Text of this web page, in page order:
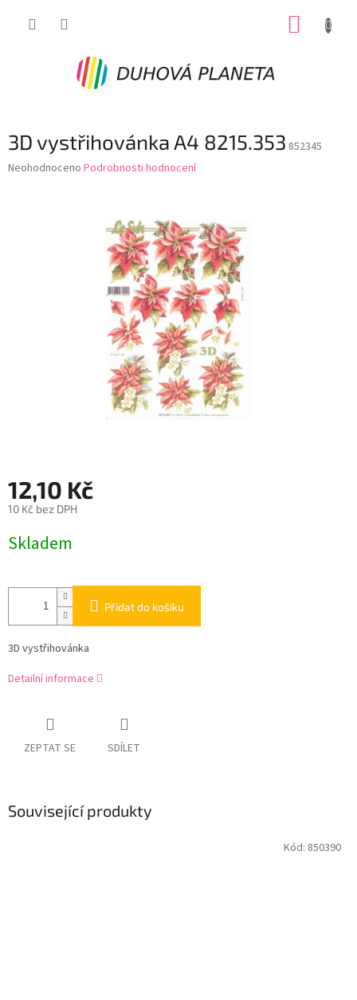
3D vystřihovánka A4 8215.353 852345
Průměrné
Neohodnoceno Podrobnosti hodnocení
12,10 Kč
10 Kč bez DPH
cena:
Skladem
Přidat do košíku
3D vystřihovánka
Detailní informace
ZEPTAT SE SDÍLET
Související produkty
Kód: 850390